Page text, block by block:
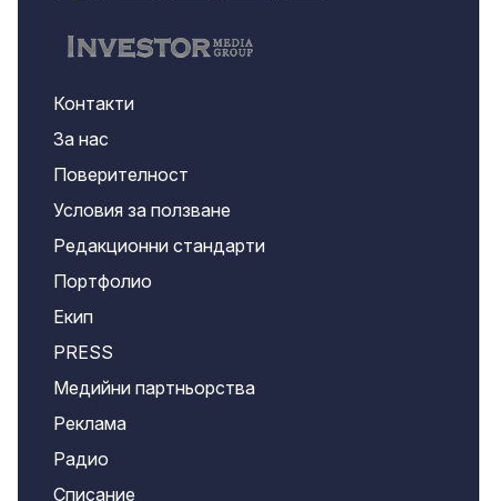
Контакти
За нас
Поверителност
Условия за ползване
Редакционни стандарти
Портфолио
Екип
PRESS
Медийни партньорства
Реклама
Радио
Списание